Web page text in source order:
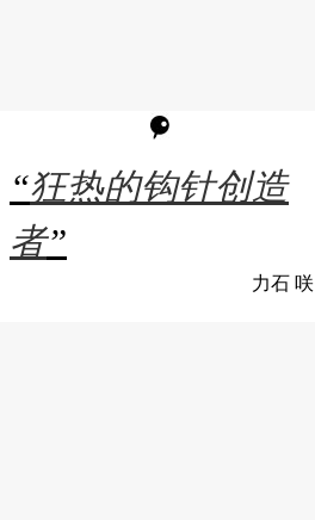
“狂热的钩针创造
者”
力石 咲